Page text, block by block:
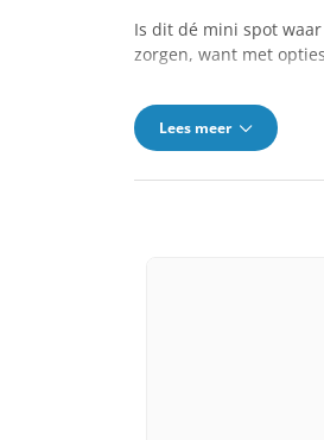
Is dit dé mini spot
zorgen, want met
Lees meer